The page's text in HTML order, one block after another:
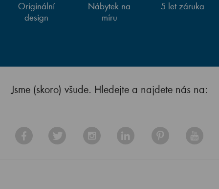
Originální
design
Nábytek na
míru
5 let záruka
Jsme (skoro) všude. Hledejte a najdete nás na: